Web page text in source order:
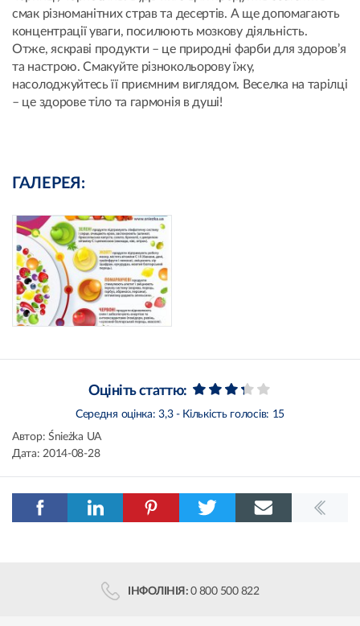
смак різноманітних страв та десертів. А ще допомагають
концентрації уваги, посилюють мозкову діяльність.
Отже, яскраві продукти – це природні фарби для здоров’я
та настрою. Смакуйте різнокольорову їжу,
насолоджуйтесь її приємним виглядом. Веселка на тарілці
– це здорове тіло та гармонія в душі!
ГАЛЕРЕЯ:
Оцініть статтю:
Середня оцінка:3,3- Кількість голосів: 15
Автор: Śnieżka UA
Дата:2014-08-28
ІНФОЛІНІЯ: 0 800 500 822